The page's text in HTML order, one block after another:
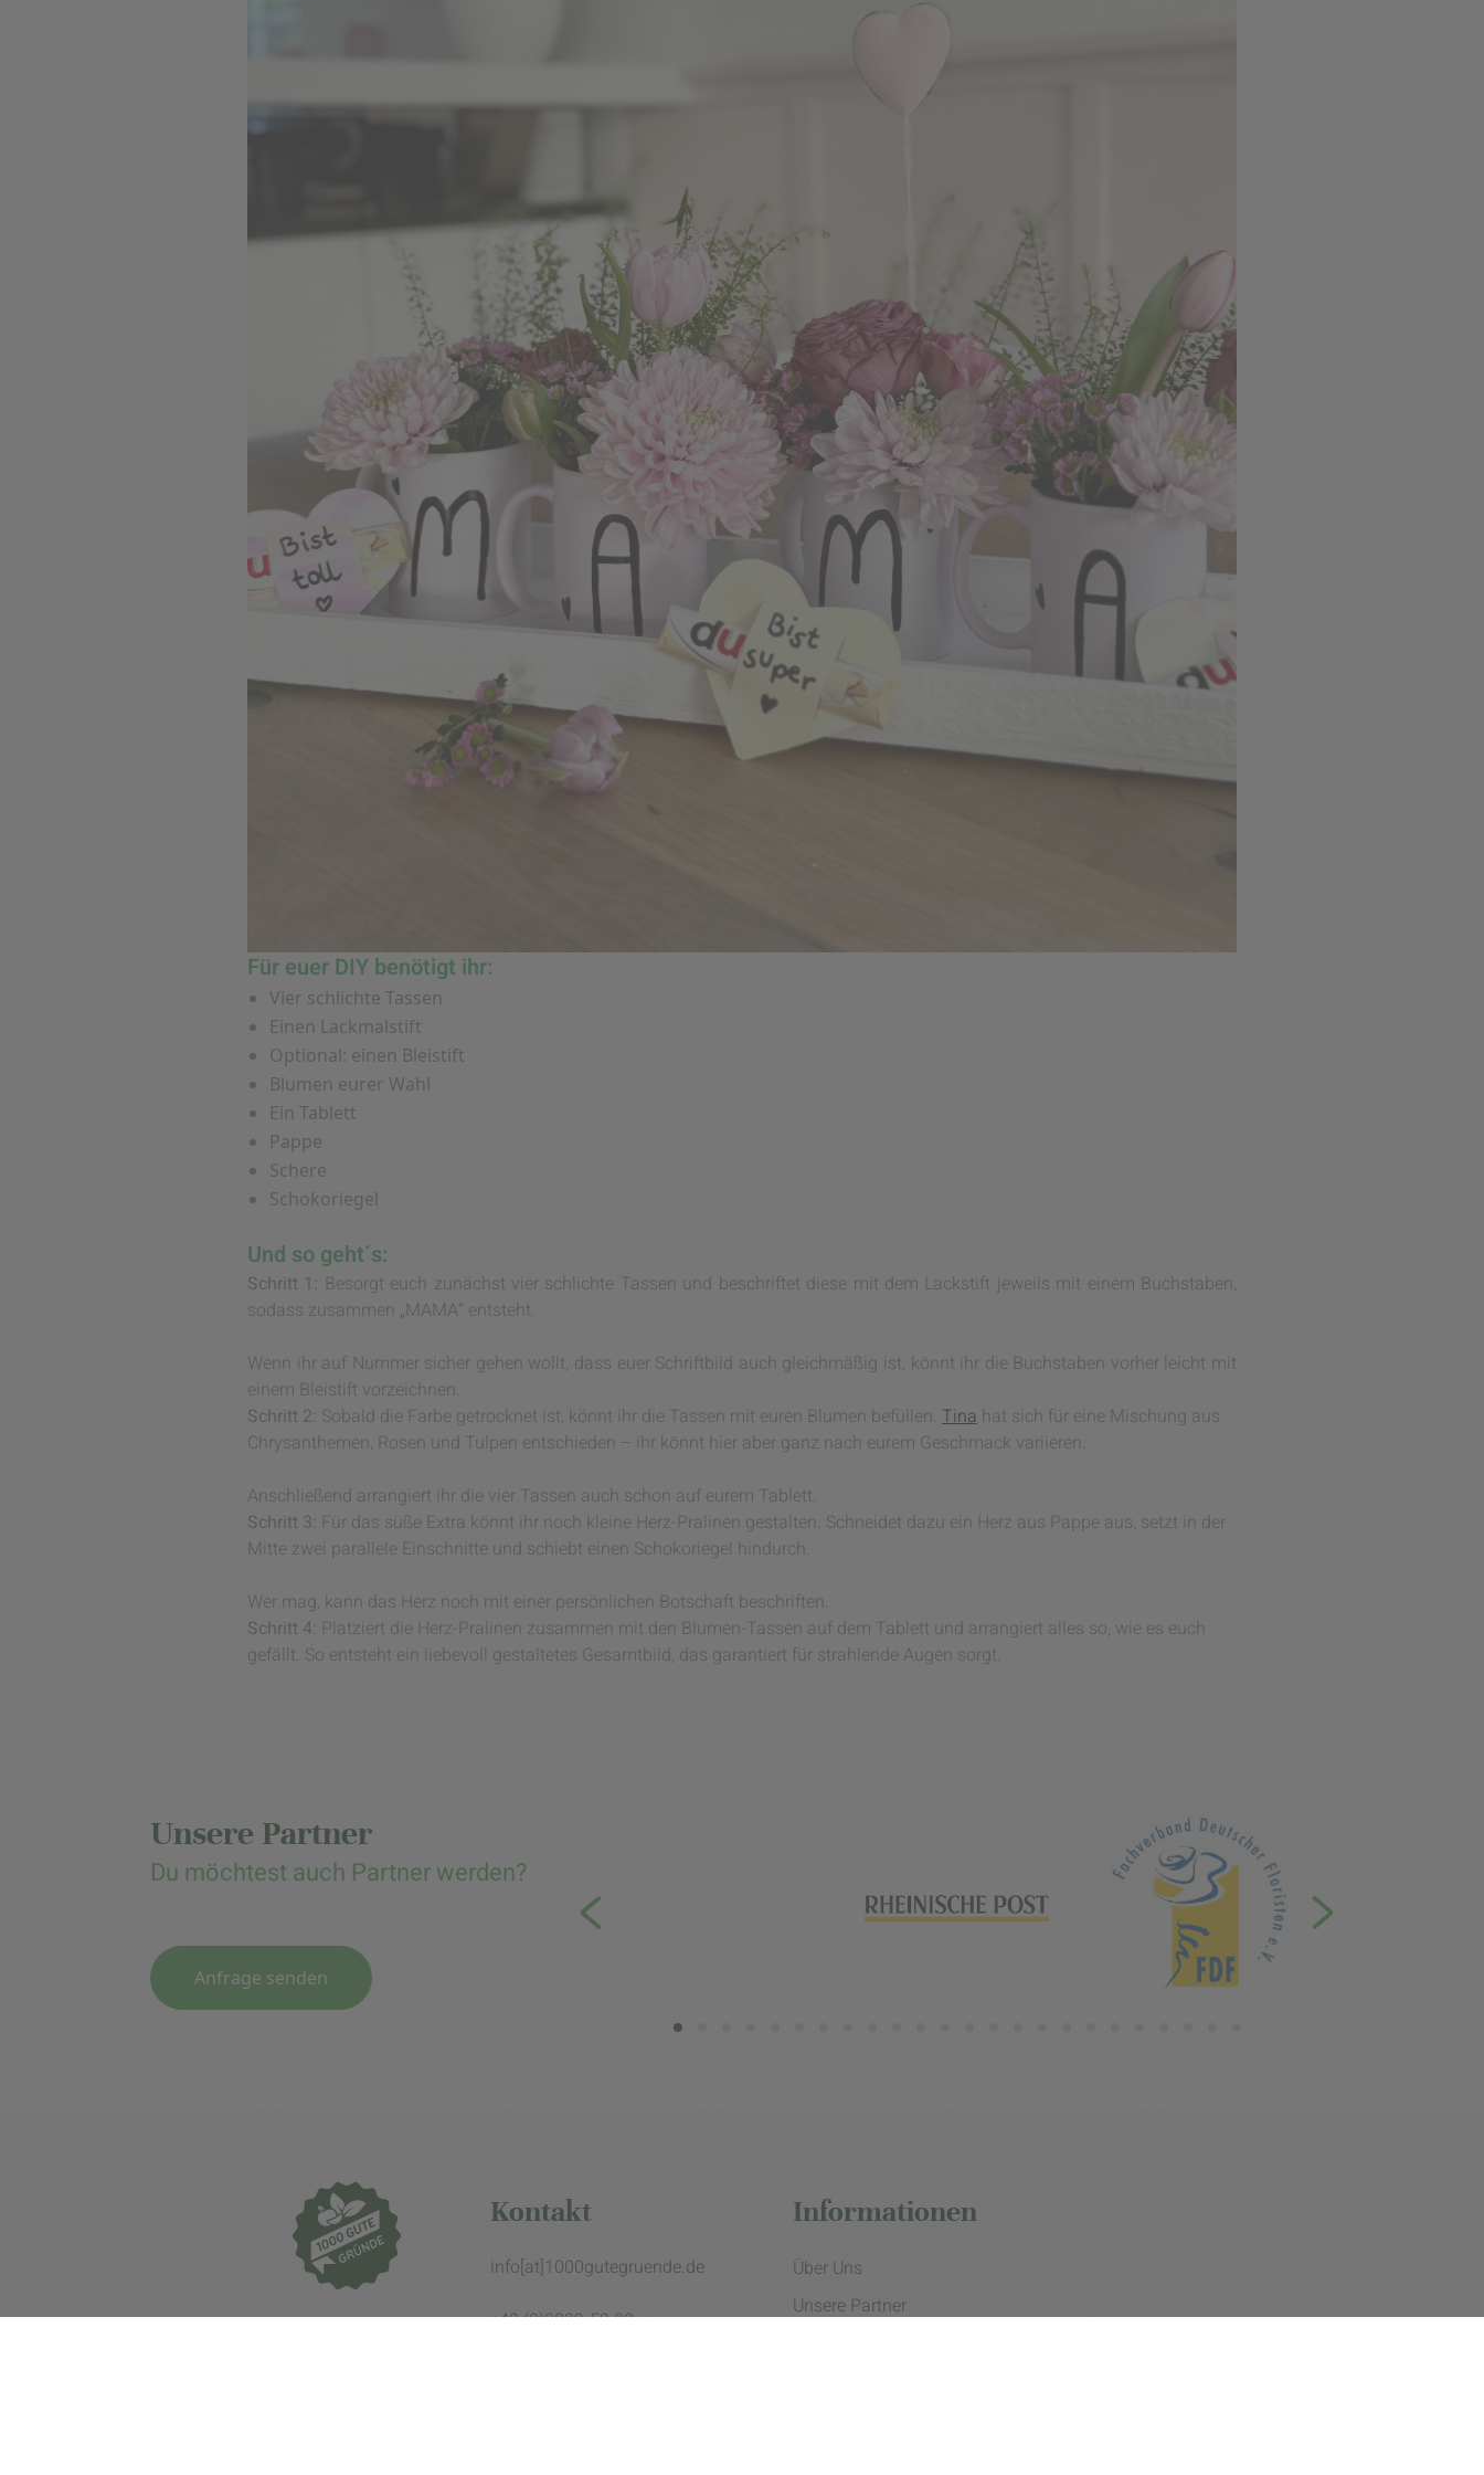
Für euer DIY benötigt ihr:
Vier schlichte Tassen
Einen Lackmalstift
Optional: einen Bleistift
Blumen eurer Wahl
Ein Tablett
Pappe
Schere
Schokoriegel
Und so geht´s:
Schritt 1: Besorgt euch zunächst vier schlichte Tassen und beschriftet diese mit dem Lackstift jeweils mit einem Buchstaben,
sodass zusammen „MAMA“ entsteht.
Wenn ihr auf Nummer sicher gehen wollt, dass euer Schriftbild auch gleichmäßig ist, könnt ihr die Buchstaben vorher leicht mit
einem Bleistift vorzeichnen.
Schritt 2: Sobald die Farbe getrocknet ist, könnt ihr die Tassen mit euren Blumen befüllen. Tina hat sich für eine Mischung aus
Chrysanthemen, Rosen und Tulpen entschieden – ihr könnt hier aber ganz nach eurem Geschmack variieren.
Anschließend arrangiert ihr die vier Tassen auch schon auf eurem Tablett.
Schritt 3: Für das süße Extra könnt ihr noch kleine Herz-Pralinen gestalten. Schneidet dazu ein Herz aus Pappe aus, setzt in der
Mitte zwei parallele Einschnitte und schiebt einen Schokoriegel hindurch.
Wer mag, kann das Herz noch mit einer persönlichen Botschaft beschriften.
Schritt 4: Platziert die Herz-Pralinen zusammen mit den Blumen-Tassen auf dem Tablett und arrangiert alles so, wie es euch
gefällt. So entsteht ein liebevoll gestaltetes Gesamtbild, das garantiert für strahlende Augen sorgt.
Unsere Partner
Du möchtest auch Partner werden?
Anfrage senden
Kontakt
info[at]1000gutegruende.de
+49 (0)2839-59 00
Informationen
Über Uns
Unsere Partner